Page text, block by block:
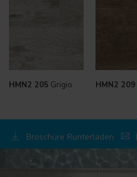
HMN2 205 Grigio HMN2 209
Broschüre Runterladen